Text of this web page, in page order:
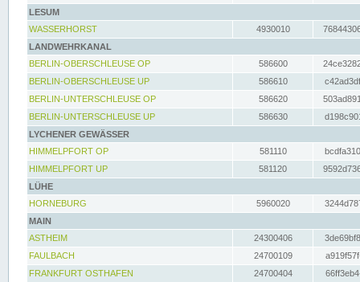
LESUM
WASSERHORST
4930010
LANDWEHRKANAL
BERLIN-OBERSCHLEUSE OP
586600
BERLIN-OBERSCHLEUSE UP
586610
BERLIN-UNTERSCHLEUSE OP
586620
BERLIN-UNTERSCHLEUSE UP
586630
LYCHENER GEWÄSSER
HIMMELPFORT OP
581110
HIMMELPFORT UP
581120
LÜHE
HORNEBURG
5960020
MAIN
ASTHEIM
24300406
FAULBACH
24700109
FRANKFURT OSTHAFEN
24700404